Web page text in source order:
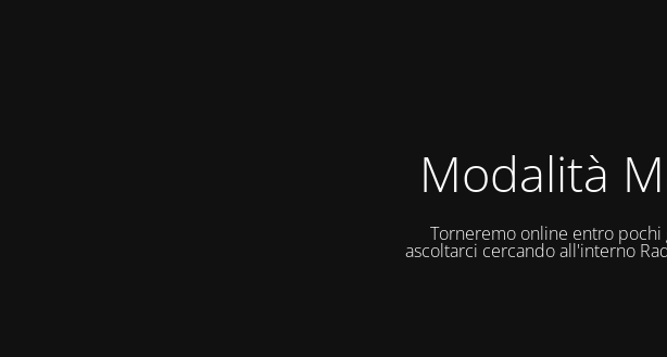
Modalità
Torneremo online entro
ascoltarci cercando all'interno